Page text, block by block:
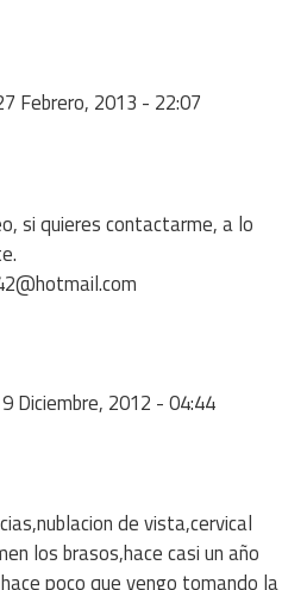
Febrero, 2013 - 22:07
si quieres contactarme, a lo
9 Diciembre, 2012 - 04:44
de vista,cervical
los brasos,hace casi un año
poco que vengo tomando la